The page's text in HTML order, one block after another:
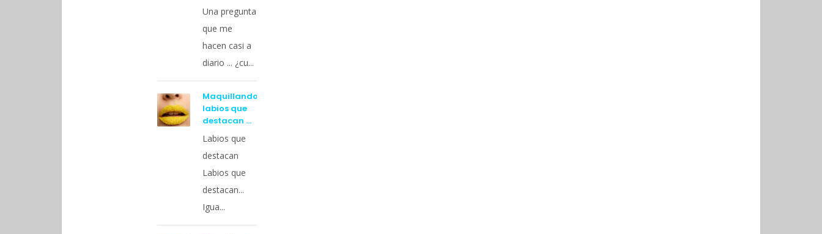
Una pregunta
que me
hacen casi a
diario ... ¿cu...
Maquillando
labios que
destacan …
Labios que
destacan
Labios que
destacan...
Igua...